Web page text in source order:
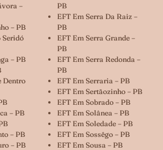
–
– PB
Seridó
– PB
Dentro
– PB
– PB
– PB
PB
EFT Em Serra Da Raiz –
PB
EFT Em Serra Grande –
PB
EFT Em Serra Redonda –
PB
EFT Em Serraria – PB
EFT Em Sertãozinho – PB
EFT Em Sobrado – PB
EFT Em Solânea – PB
EFT Em Soledade – PB
EFT Em Sossêgo – PB
EFT Em Sousa – PB